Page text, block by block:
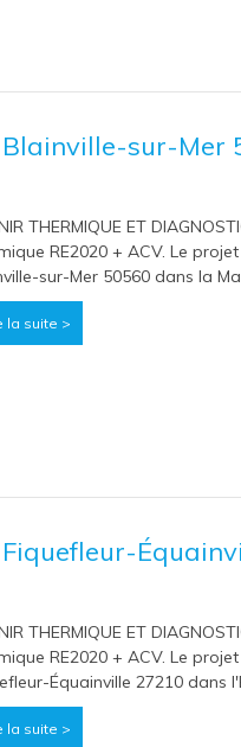
sur-Mer
THERMIQUE ET
RE2020 + ACV. Le
sur-Mer 50560 dans la
la suite >
THERMIQUE ET
RE2020 + ACV. Le
Équainville 27210 dans
la suite >